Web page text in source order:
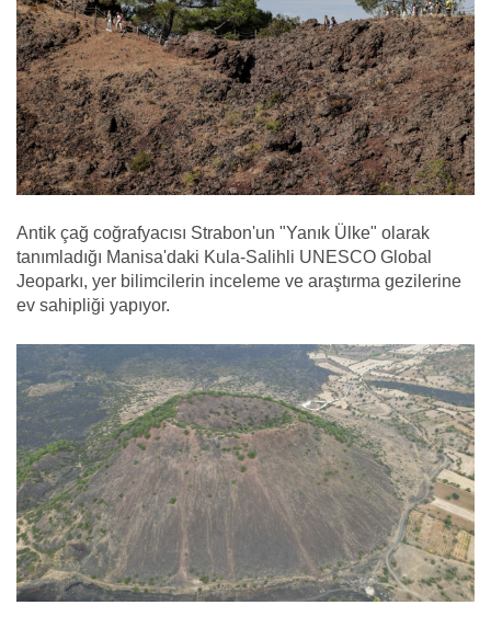
Antik çağ coğrafyacısı Strabon'un "Yanık Ülke" olarak
tanımladığı Manisa'daki Kula-Salihli UNESCO Global
Jeoparkı, yer bilimcilerin inceleme ve araştırma gezilerine
ev sahipliği yapıyor.